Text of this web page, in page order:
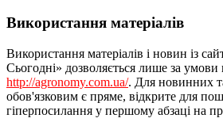
Використання матеріалів
Використання матеріалів і новин із
Сьогодні» дозволяється лише за
http://agronomy.com.ua/. Для новинних
обов'язковим є пряме, відкрите для
гіперпосилання у першому абзаці на